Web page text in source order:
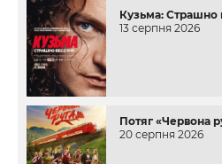
Кузьма: Страшно
13 серпня 2026
Потяг «Червона
20 серпня 2026